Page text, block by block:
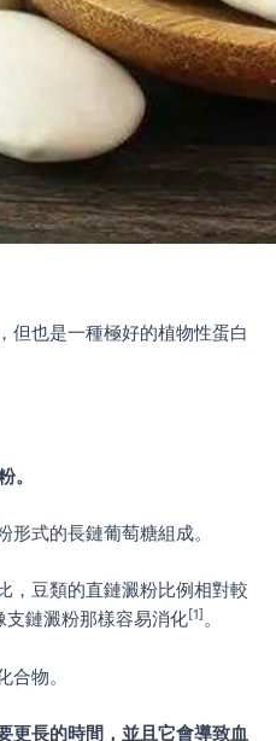
但也是一種極好的植物性蛋白
。
式的長鏈葡萄糖組成。
，豆類的直鏈澱粉比例相對較
鏈澱粉那樣容易消化[1] 。
合物。
更長的時間，並且它會導致血